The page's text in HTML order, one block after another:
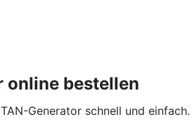
online bestellen
Generator schnell und einfach.